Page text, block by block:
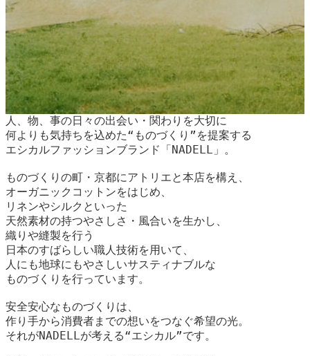
人、物、事の日々の出会い・関わりを大切に
何よりも気持ちを込めた“ものづくり”を提案する
エシカルファッションブランド「NADELL」。
ものづくりの町・京都にアトリエと本店を構え、
オーガニックコットンをはじめ、
リネンやシルクといった
天然素材の持つやさしさ・風合いを生かし、
織りや縫製を行う
日本のすばらしい職人技術を用いて、
人にも地球にもやさしいサスティナブルな
ものづくりを行っています。
安全安心なものづくりは、
作り手から消費者までの想いをつなぐ希望の光。
それがNADELLが考える“エシカル”です。